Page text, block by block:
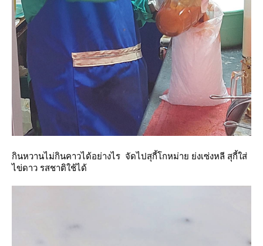
กินหวานไม่กินคาวได้อย่างไร จัดไปสุกี้โกหม่าย ย่งเซ่งหลี สุกี้ใส่
ไข่ดาว รสชาติใช้ได้